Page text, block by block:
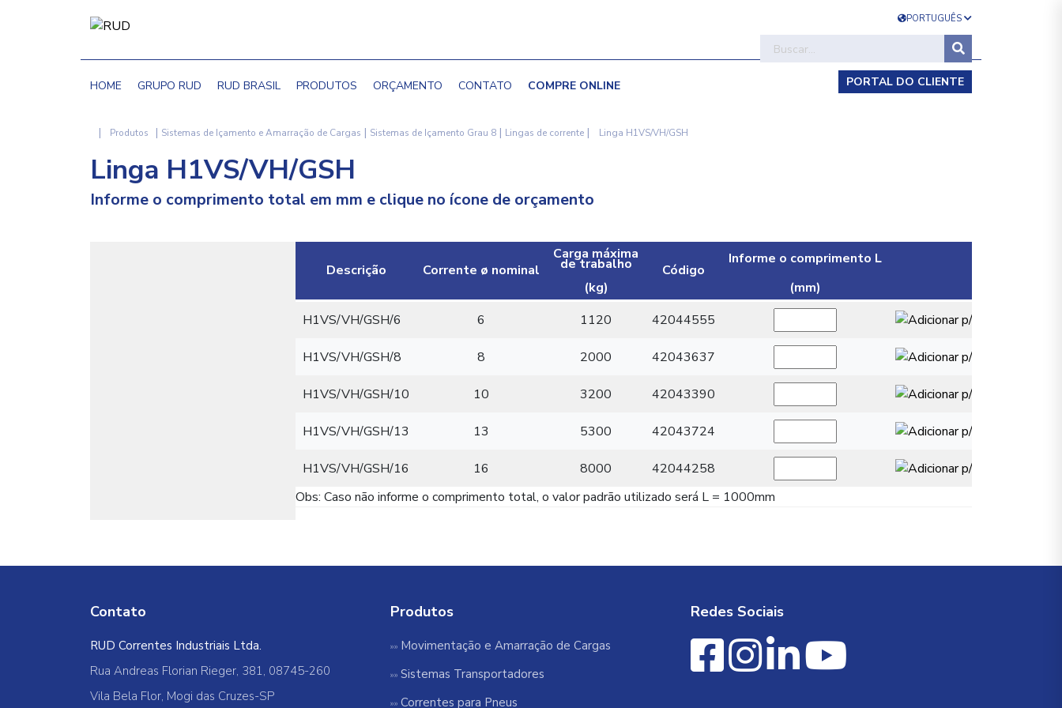
PORTUGUÊS
HOME GRUPO RUD RUD BRASIL PRODUTOS ORÇAMENTO CONTATO COMPRE ONLINE PORTAL DO CLIENTE
| Produtos | Sistemas de Içamento e Amarração de Cargas | Sistemas de Içamento Grau 8 | Lingas de corrente | Linga H1VS/VH/GSH
Linga H1VS/VH/GSH
Informe o comprimento total em mm e clique no ícone de orçamento
Descrição Corrente ø nominal
Carga máxima
de trabalho Código
Informe o comprimento L
(kg)
(mm)
H1VS/VH/GSH/6
6 1120 42044555
H1VS/VH/GSH/8 8 2000 42043637
H1VS/VH/GSH/10 10 3200 42043390
H1VS/VH/GSH/13 13 5300 42043724
H1VS/VH/GSH/16 16 8000
42044258
Obs: Caso não informe o comprimento total, o valor padrão utilizado será L = 1000mm
Contato
RUD Correntes Industriais Ltda.
Rua Andreas Florian Rieger, 381, 08745-260
Vila Bela Flor, Mogi das Cruzes-SP
Produtos
Movimentação e Amarração de Cargas
Sistemas Transportadores
Correntes para Pneus
Redes Sociais